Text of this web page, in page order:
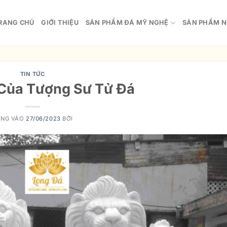
CHỦ GIỚI THIỆU SẢN PHẨM ĐÁ MỸ NGHỆ SẢN PHẨM
TIN TỨC
Tượng Sư Tử Đá
VÀO 27/06/2023 BỞI